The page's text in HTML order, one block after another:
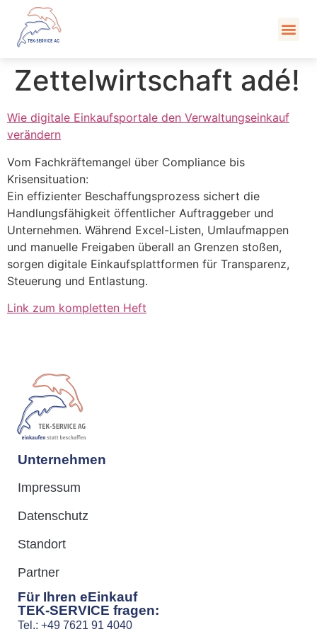
Zettelwirtschaft adé!
Wie digitale Einkaufsportale den Verwaltungseinkauf
verändern
Vom Fachkräftemangel über Compliance bis
Krisensituation:
Ein effizienter Beschaffungsprozess sichert die
Handlungsfähigkeit öffentlicher Auftraggeber und
Unternehmen. Während Excel-Listen, Umlaufmappen
und manuelle Freigaben überall an Grenzen stoßen,
sorgen digitale Einkaufsplattformen für Transparenz,
Steuerung und Entlastung.
Link zum kompletten Heft
Unternehmen
Impressum
Datenschutz
Standort
Partner
Für Ihren eEinkauf
TEK-SERVICE fragen:
Tel.: +49 7621 91 4040